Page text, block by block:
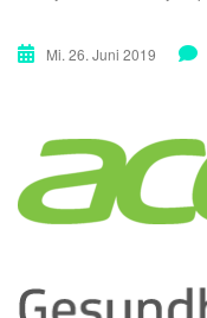
Mi. 26. Juni 2019